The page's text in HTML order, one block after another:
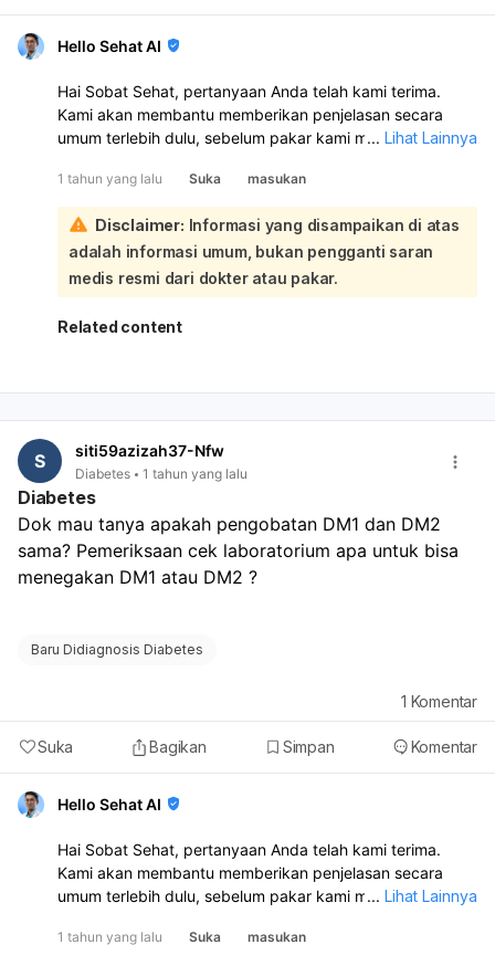
Hello Sehat AI
Hai Sobat Sehat, pertanyaan Anda telah kami terima.
Kami akan membantu memberikan penjelasan secara
umum terlebih dulu, sebelum pakar kami memberikan
Saya kurang paham dengan pertanyaan Anda. Bisa
tolong berikan informasi lebih lanjut?
... Lihat Lainnya
1 tahun yang lalu Suka masukan
Disclaimer: Informasi yang disampaikan di atas
adalah informasi umum, bukan pengganti saran
medis resmi dari dokter atau pakar.
Related content
S siti59azizah37-Nfw
Diabetes 1 tahun yang lalu
Diabetes
Dok mau tanya apakah pengobatan DM1 dan DM2
sama? Pemeriksaan cek laboratorium apa untuk bisa
menegakan DM1 atau DM2 ?
Baru Didiagnosis Diabetes
Suka Bagikan Simpan Komentar
1 Komentar
Hello Sehat AI
Hai Sobat Sehat, pertanyaan Anda telah kami terima.
Kami akan membantu memberikan penjelasan secara
umum terlebih dulu, sebelum pakar kami memberikan
... Lihat Lainnya
1 tahun yang lalu Suka masukan